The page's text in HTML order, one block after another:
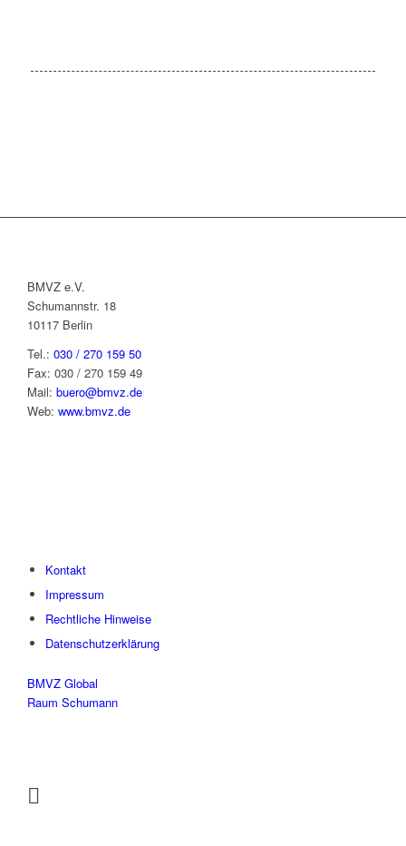
BMVZ e.V.
Schumannstr. 18
10117 Berlin
Tel.: 030 / 270 159 50
Fax: 030 / 270 159 49
Mail: buero@bmvz.de
Web: www.bmvz.de
Kontakt
Impressum
Rechtliche Hinweise
Datenschutzerklärung
BMVZ Global
Raum Schumann